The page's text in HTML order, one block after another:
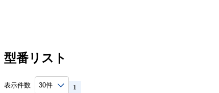
型番リスト
表示件数 1